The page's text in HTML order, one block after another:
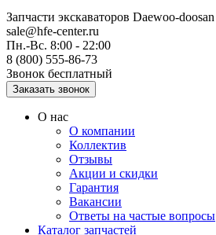
Запчасти экскаваторов Daewoo-doosan
sale@hfe-center.ru
Пн.-Вс. 8:00 - 22:00
8 (800) 555-86-73
Звонок бесплатный
О нас
О компании
Коллектив
Отзывы
Акции и скидки
Гарантия
Вакансии
Ответы на частые вопросы
Каталог запчастей